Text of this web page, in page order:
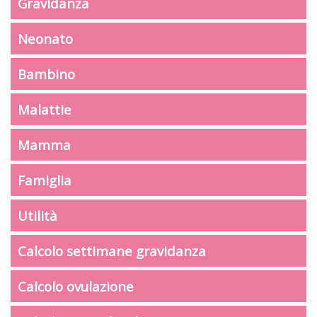
Neonato
Bambino
Malattie
Mamma
Famiglia
Utilità
Calcolo settimane gravidanza
Calcolo ovulazione